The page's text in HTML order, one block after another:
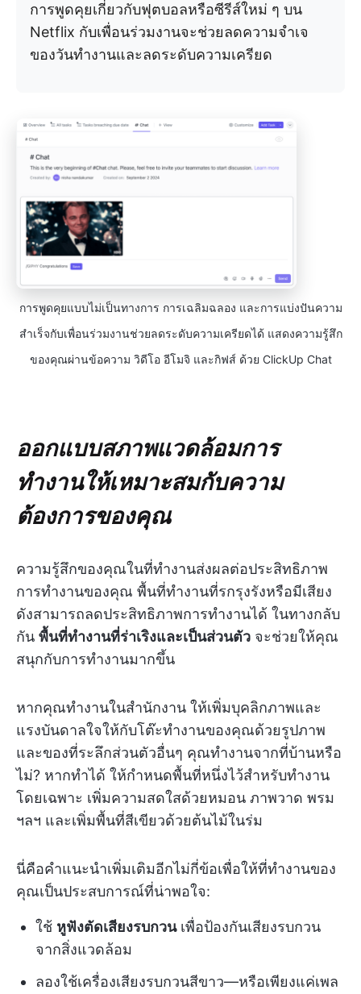
การพูดคุยเกี่ยวกับฟุตบอลหรือซีรีส์ใหม่ ๆ บน
Netflix กับเพื่อนร่วมงานจะช่วยลดความจำเจ
ของวันทำงานและลดระดับความเครียด
การพูดคุยแบบไม่เป็นทางการ การเฉลิมฉลอง และการแบ่งปันความ
สำเร็จกับเพื่อนร่วมงานช่วยลดระดับความเครียดได้ แสดงความรู้สึก
ของคุณผ่านข้อความ วิดีโอ อีโมจิ และกิฟส์ ด้วย ClickUp Chat
ออกแบบสภาพแวดล้อมการ
ทำงานให้เหมาะสมกับความ
ต้องการของคุณ
ความรู้สึกของคุณในที่ทำงานส่งผลต่อประสิทธิภาพ
การทำงานของคุณ พื้นที่ทำงานที่รกรุงรังหรือมีเสียง
ดังสามารถลดประสิทธิภาพการทำงานได้ ในทางกลับ
กัน พื้นที่ทำงานที่ร่าเริงและเป็นส่วนตัว จะช่วยให้คุณ
สนุกกับการทำงานมากขึ้น
หากคุณทำงานในสำนักงาน ให้เพิ่มบุคลิกภาพและ
แรงบันดาลใจให้กับโต๊ะทำงานของคุณด้วยรูปภาพ
และของที่ระลึกส่วนตัวอื่นๆ คุณทำงานจากที่บ้านหรือ
ไม่? หากทำได้ ให้กำหนดพื้นที่หนึ่งไว้สำหรับทำงาน
โดยเฉพาะ เพิ่มความสดใสด้วยหมอน ภาพวาด พรม
ฯลฯ และเพิ่มพื้นที่สีเขียวด้วยต้นไม้ในร่ม
นี่คือคำแนะนำเพิ่มเติมอีกไม่กี่ข้อเพื่อให้ที่ทำงานของ
คุณเป็นประสบการณ์ที่น่าพอใจ:
ใช้ หูฟังตัดเสียงรบกวนเพื่อป้องกันเสียงรบกวน
จากสิ่งแวดล้อม
ลองใช้เครื่องเสียงรบกวนสีขาว—หรือเพียงแค่เพล